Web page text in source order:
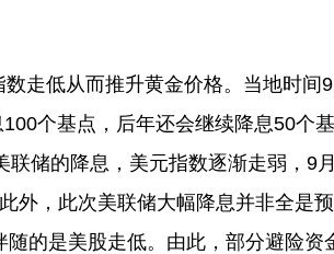
低从而推升黄金价格。当地时间
个基点，后年还会继续降息50个
储的降息，美元指数逐渐走弱，9
，此次美联储大幅降息并非全是
的是美股走低。由此，部分避险